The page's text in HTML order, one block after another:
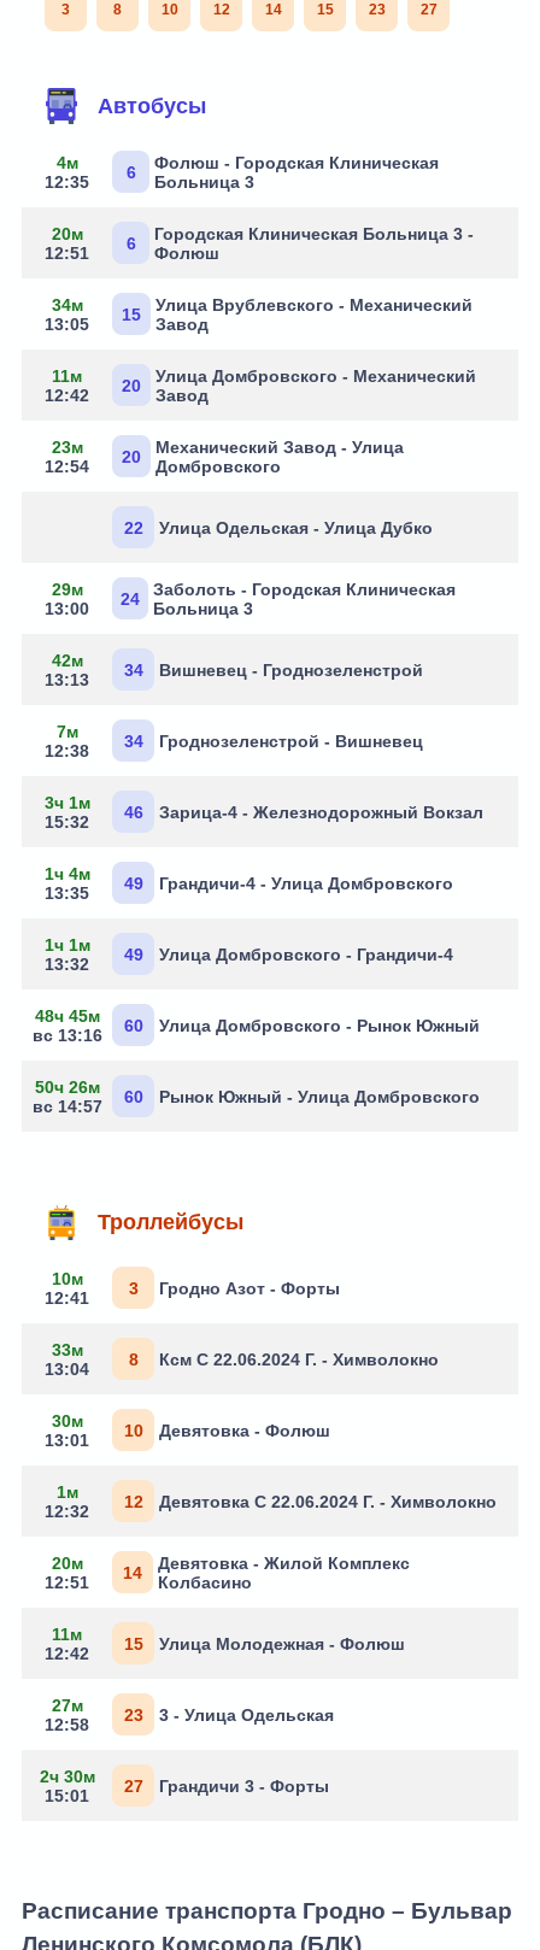
3 8 10 12 14 15 23 27
Автобусы
4м
12:35
6
Фолюш - Городская Клиническая
Больница 3
20м
12:51
6
Городская Клиническая Больница 3 -
Фолюш
34м
13:05
15
Улица Врублевского - Механический
Завод
11м
12:42
20
Улица Домбровского - Механический
Завод
23м
12:54
20
Механический Завод - Улица
Домбровского
22 Улица Одельская - Улица Дубко
29м
13:00
24
Заболоть - Городская Клиническая
Больница 3
42м
13:13
34 Вишневец - Гроднозеленстрой
7м
12:38
34 Гроднозеленстрой - Вишневец
3ч 1м
15:32
46 Зарица-4 - Железнодорожный Вокзал
1ч 4м
13:35
49 Грандичи-4 - Улица Домбровского
1ч 1м
13:32
49 Улица Домбровского - Грандичи-4
48ч 45м
вс 13:16
60 Улица Домбровского - Рынок Южный
50ч 26м
вс 14:57
60 Рынок Южный - Улица Домбровского
Троллейбусы
10м
12:41
3 Гродно Азот - Форты
33м
13:04
8 Ксм С 22.06.2024 Г. - Химволокно
30м
13:01
10 Девятовка - Фолюш
1м
12:32
12 Девятовка С 22.06.2024 Г. - Химволокно
20м
12:51
14
Девятовка - Жилой Комплекс
Колбасино
11м
12:42
15 Улица Молодежная - Фолюш
27м
12:58
23 3 - Улица Одельская
2ч 30м
15:01
27 Грандичи 3 - Форты
Расписание транспорта Гродно – Бульвар
Ленинского Комсомола (БЛК)